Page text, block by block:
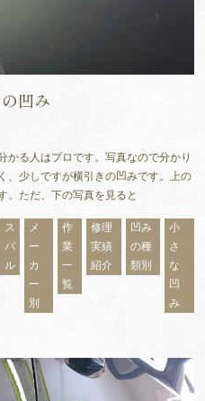
凹み
かる人はプロです。写真なので分かり
、少しですが横引きの凹みです。上の
。ただ、下の写真を見ると
ス
バ
ル
メ
ー
カ
ー
別
作
業
一
覧
修理
実績
紹介
凹み
の種
類別
小
さ
な
凹
み